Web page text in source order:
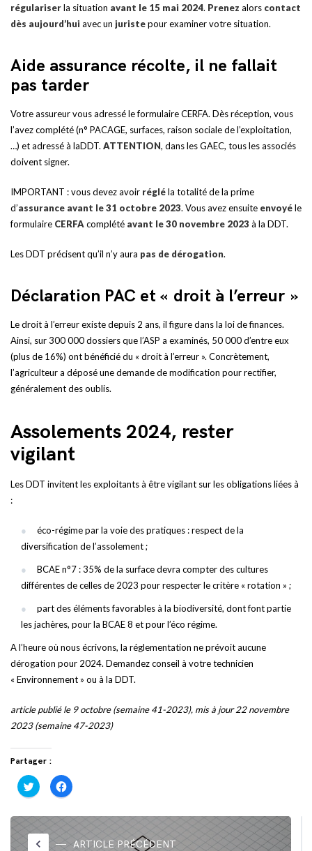
régulariserla situation avant le 15 mai 2024. Prenez alors contact
dès aujourd’hui avec un juristepour examiner votre situation.
Aide assurance récolte, il ne fallait
pas tarder
Votre assureur vous adressé le formulaire CERFA. Dès réception, vous
l’avez complété (n° PACAGE, surfaces, raison sociale de l’exploitation,
…) et adressé à laDDT. ATTENTION, dans les GAEC, tous les associés
doivent signer.
IMPORTANT : vous devez avoir régléla totalité de la prime
d’assurance avant le 31 octobre 2023. Vous avez ensuite envoyéle
formulaire CERFAcomplété avant le 30 novembre 2023 à la DDT.
Les DDT précisent qu’il n’y aura pas de dérogation.
Déclaration PAC et « droit à l’erreur »
Le droit à l’erreur existe depuis 2 ans, il figure dans la loi de finances.
Ainsi, sur 300 000 dossiers que l’ASP a examinés, 50 000 d’entre eux
(plus de 16%) ont bénéficié du « droit à l’erreur ». Concrètement,
l’agriculteur a déposé une demande de modification pour rectifier,
généralement des oublis.
Assolements 2024, rester
vigilant
Les DDT invitent les exploitants à être vigilant sur les obligations liées à
:
éco-régime par la voie des pratiques : respect de la
diversification de l’assolement ;
BCAE n°7 : 35% de la surface devra compter des cultures
différentes de celles de 2023 pour respecter le critère « rotation » ;
part des éléments favorables à la biodiversité, dont font partie
les jachères, pour la BCAE 8 et pour l’éco régime.
A l’heure où nous écrivons, la réglementation ne prévoit aucune
dérogation pour 2024. Demandez conseil à votre technicien
« Environnement » ou à la DDT.
article publié le 9 octobre (semaine 41-2023), mis à jour 22 novembre
2023 (semaine 47-2023)
Partager :
Cliquez
pour
partager
Twitter(ouvre
une
nouvelle
Cliquez
pour
partager
Facebook(ouvre
nouvelle
keyboard_arrow_left ARTICLE PRÉCÉDENT